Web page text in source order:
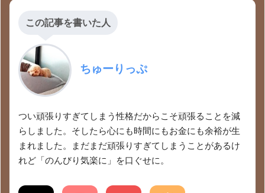
この記事を書いた人
ちゅーりっぷ
つい頑張りすぎてしまう性格だからこそ頑張ることを減
らしました。そしたら心にも時間にもお金にも余裕が生
まれました。まだまだ頑張りすぎてしまうことがあるけ
れど「のんびり気楽に」を口ぐせに。